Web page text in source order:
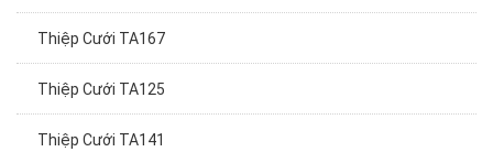
Thiệp Cưới TA167
Thiệp Cưới TA125
Thiệp Cưới TA141